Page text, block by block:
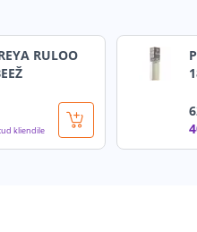
RULOO
kliendile